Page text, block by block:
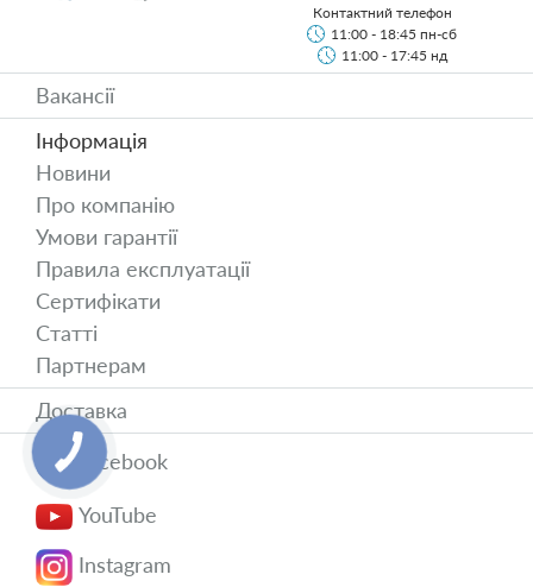
Контактний телефон
11:00 - 18:45 пн-сб
11:00 - 17:45 нд
Вакансії
Інформація
Новини
Про компанію
Умови гарантії
Правила експлуатації
Сертифікати
Статті
Партнерам
Доставка
Facebook
YouTube
Instagram